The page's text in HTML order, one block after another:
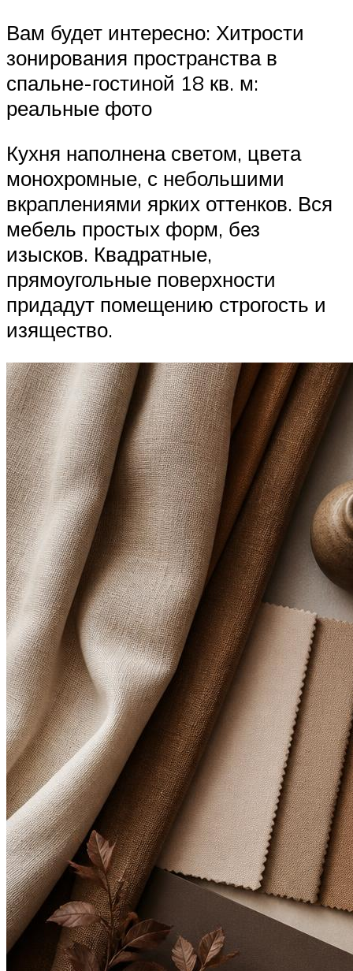
Вам будет интересно: Хитрости
зонирования пространства в
спальне-гостиной 18 кв. м:
реальные фото
Кухня наполнена светом, цвета
монохромные, с небольшими
вкраплениями ярких оттенков. Вся
мебель простых форм, без
изысков. Квадратные,
прямоугольные поверхности
придадут помещению строгость и
изящество.